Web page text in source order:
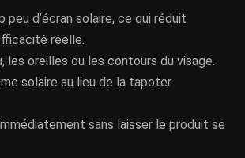
peu d’écran solaire, ce qui réduit
réelle.
les oreilles ou les contours du visage.
solaire au lieu de la tapoter
sans laisser le produit se